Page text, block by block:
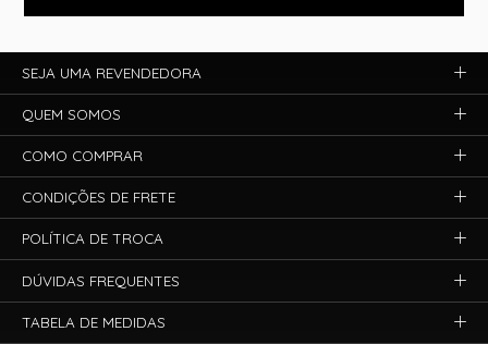
SEJA UMA REVENDEDORA
QUEM SOMOS
COMO COMPRAR
CONDIÇÕES DE FRETE
POLÍTICA DE TROCA
DÚVIDAS FREQUENTES
TABELA DE MEDIDAS